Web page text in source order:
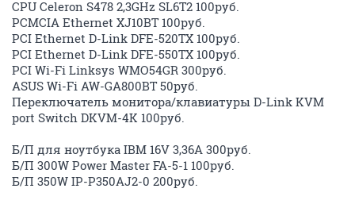
CPU Celeron S478 2,3GHz SL6T2 100руб.
PCMCIA Ethernet XJ10BT 100руб.
PCI Ethernet D-Link DFE-520TX 100руб.
PCI Ethernet D-Link DFE-550TX 100руб.
PCI Wi-Fi Linksys WMO54GR 300руб.
ASUS Wi-Fi AW-GA800BT 50руб.
Переключатель монитора/клавиатуры D-Link KVM
port Switch DKVM-4K 100руб.
Б/П для ноутбука IBM 16V 3,36A 300руб.
Б/П 300W Power Master FA-5-1 100руб.
Б/П 350W IP-P350AJ2-0 200руб.